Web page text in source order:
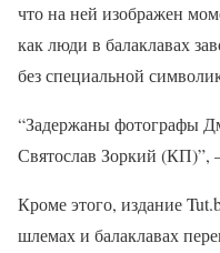
что на ней изображен
как люди в балаклавах
без специальной
“Задержаны фотографы
Святослав Зоркий (КП)”,
Кроме этого, издание
шлемах и балаклавах